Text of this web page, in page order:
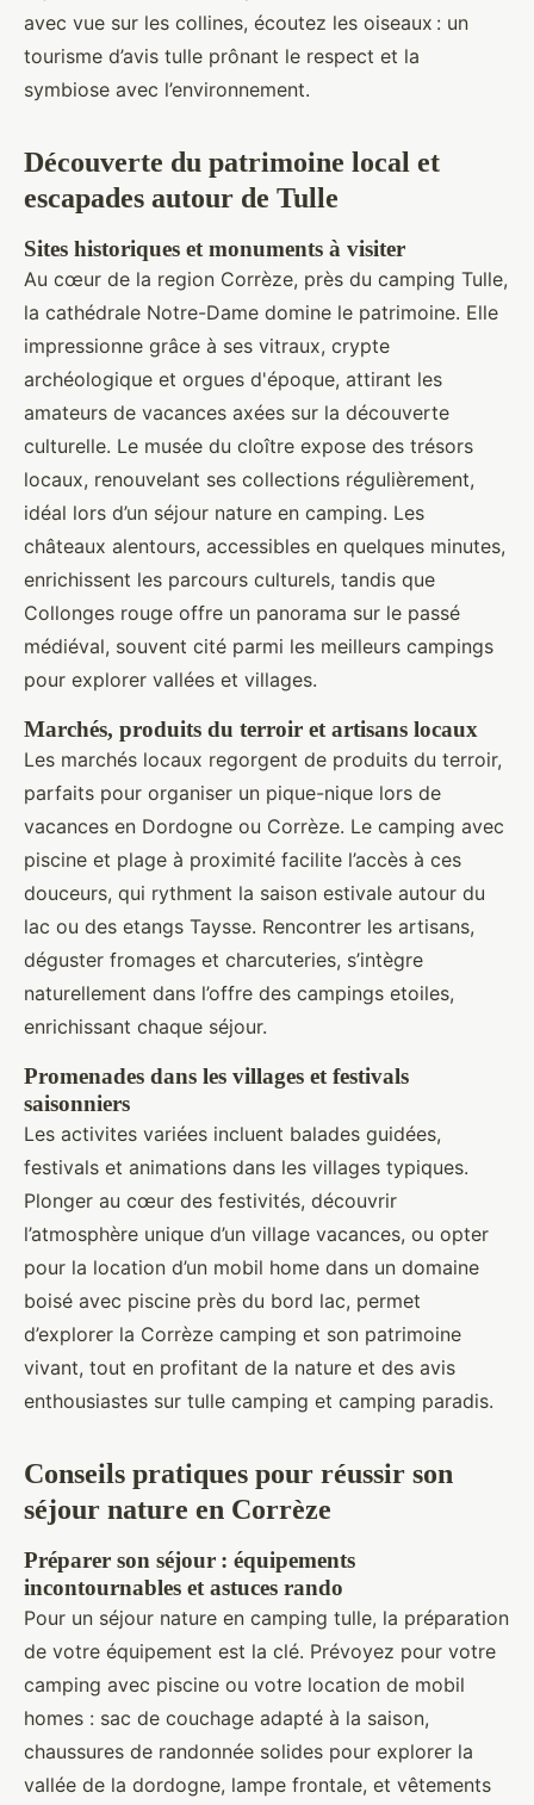
avec vue sur les collines, écoutez les oiseaux : un
tourisme d’avis tulle prônant le respect et la
symbiose avec l’environnement.
Découverte du patrimoine local et
escapades autour de Tulle
Sites historiques et monuments à visiter
Au cœur de la region Corrèze, près du camping Tulle,
la cathédrale Notre-Dame domine le patrimoine. Elle
impressionne grâce à ses vitraux, crypte
archéologique et orgues d'époque, attirant les
amateurs de vacances axées sur la découverte
culturelle. Le musée du cloître expose des trésors
locaux, renouvelant ses collections régulièrement,
idéal lors d’un séjour nature en camping. Les
châteaux alentours, accessibles en quelques minutes,
enrichissent les parcours culturels, tandis que
Collonges rouge offre un panorama sur le passé
médiéval, souvent cité parmi les meilleurs campings
pour explorer vallées et villages.
Marchés, produits du terroir et artisans locaux
Les marchés locaux regorgent de produits du terroir,
parfaits pour organiser un pique-nique lors de
vacances en Dordogne ou Corrèze. Le camping avec
piscine et plage à proximité facilite l’accès à ces
douceurs, qui rythment la saison estivale autour du
lac ou des etangs Taysse. Rencontrer les artisans,
déguster fromages et charcuteries, s’intègre
naturellement dans l’offre des campings etoiles,
enrichissant chaque séjour.
Promenades dans les villages et festivals
saisonniers
Les activites variées incluent balades guidées,
festivals et animations dans les villages typiques.
Plonger au cœur des festivités, découvrir
l’atmosphère unique d’un village vacances, ou opter
pour la location d’un mobil home dans un domaine
boisé avec piscine près du bord lac, permet
d’explorer la Corrèze camping et son patrimoine
vivant, tout en profitant de la nature et des avis
enthousiastes sur tulle camping et camping paradis.
Conseils pratiques pour réussir son
séjour nature en Corrèze
Préparer son séjour : équipements
incontournables et astuces rando
Pour un séjour nature en camping tulle, la préparation
de votre équipement est la clé. Prévoyez pour votre
camping avec piscine ou votre location de mobil
homes : sac de couchage adapté à la saison,
chaussures de randonnée solides pour explorer la
vallée de la dordogne, lampe frontale, et vêtements